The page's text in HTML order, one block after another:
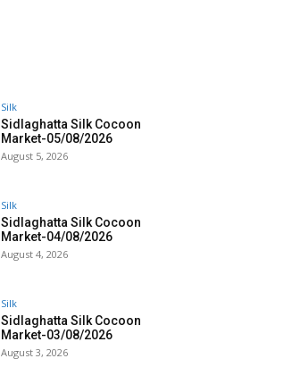
Silk
Sidlaghatta Silk Cocoon
Market-05/08/2026
August 5, 2026
Silk
Sidlaghatta Silk Cocoon
Market-04/08/2026
August 4, 2026
Silk
Sidlaghatta Silk Cocoon
Market-03/08/2026
August 3, 2026